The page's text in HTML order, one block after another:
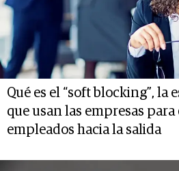
Qué es el “soft blocking”, la
que usan las empresas
empleados hacia la salida